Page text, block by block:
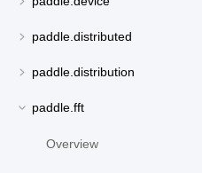
paddle.distributed
paddle.distribution
paddle.fft
Overview